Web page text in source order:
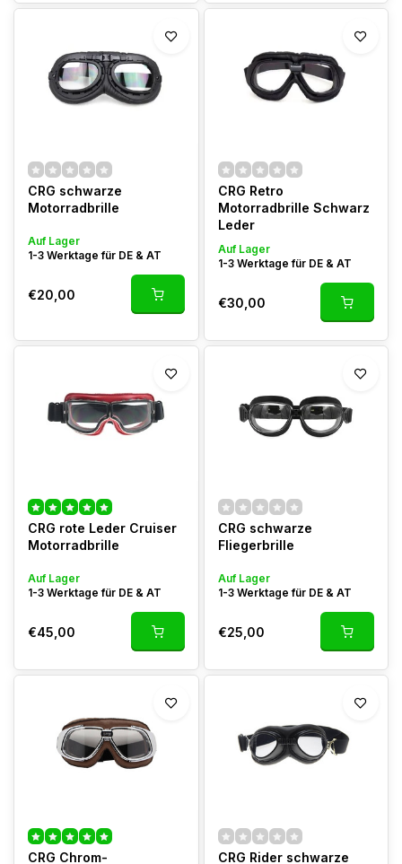
CRG schwarze
Motorradbrille
Auf Lager
1-3 Werktage für DE & AT
€20,00
CRG Retro
Motorradbrille Schwarz
Leder
Auf Lager
1-3 Werktage für DE & AT
€30,00
CRG rote Leder Cruiser
Motorradbrille
Auf Lager
1-3 Werktage für DE & AT
€45,00
CRG schwarze
Fliegerbrille
Auf Lager
1-3 Werktage für DE & AT
€25,00
CRG Chrom- CRG Rider schwarze